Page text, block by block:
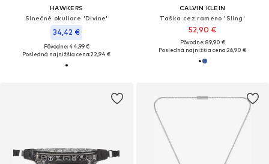
HAWKERS
Slnečné okuliare 'Divine'
34,42 €
Pôvodne: 44,99 €
Posledná najnižšia cena:22,94 €
CALVIN KLEIN
Taška cez rameno 'Sling'
52,90 €
Pôvodne: 89,90 €
Posledná najnižšia cena:26,90 €